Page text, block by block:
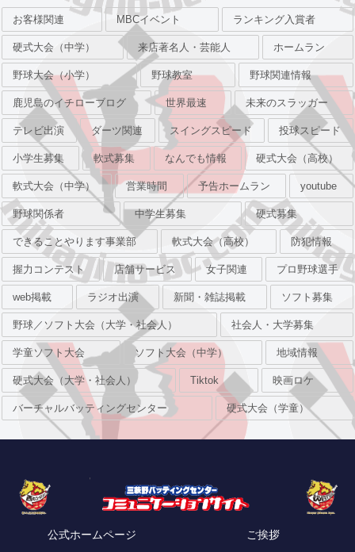
お客様関連 MBCイベント ランキング入賞者
硬式大会（中学） 来店著名人・芸能人 ホームラン
野球大会（小学） 野球教室 野球関連情報
鹿児島のイチローブログ 世界最速 未来のスラッガー
テレビ出演 ダーツ関連 スイングスピード 投球スピード
小学生募集 軟式募集 なんでも情報 硬式大会（高校）
軟式大会（中学） 営業時間 予告ホームラン youtube
野球関係者 中学生募集 硬式募集
できることやります事業部 軟式大会（高校） 防犯情報
握力コンテスト 店舗サービス 女子関連 プロ野球選手
web掲載 ラジオ出演 新聞・雑誌掲載 ソフト募集
野球／ソフト大会（大学・社会人） 社会人・大学募集
学童ソフト大会 ソフト大会（中学） 地域情報
硬式大会（大学・社会人） Tiktok 映画ロケ
バーチャルバッティングセンター 硬式大会（学童）
公式ホームページ
ご挨拶